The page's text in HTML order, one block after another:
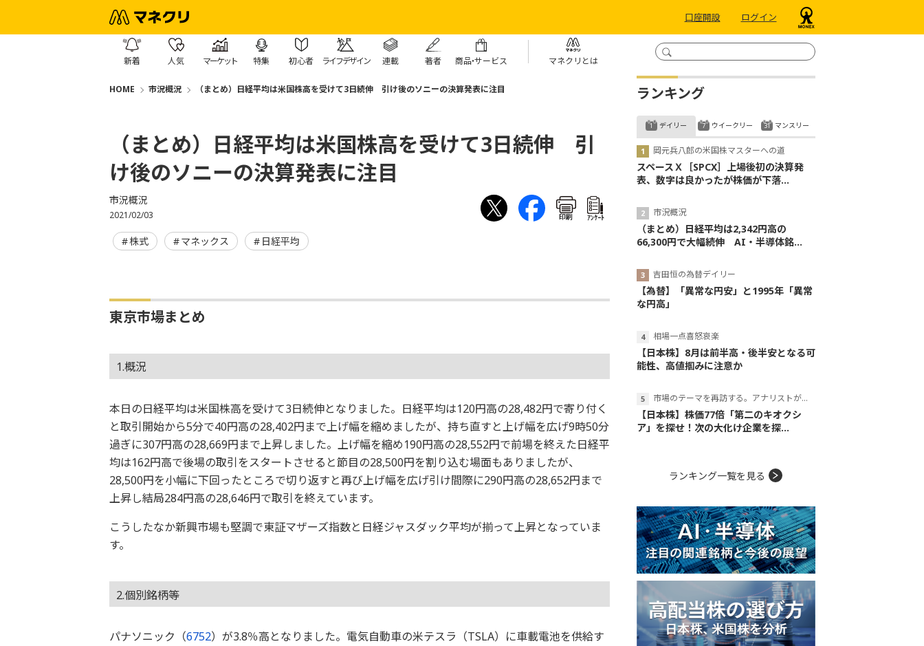
口座開設 ログイン
新着 人気 マーケット 特集 初心者 ライフデザイン 連載 著者 商品・サービス マネクリとは
HOME 市況概況 （まとめ）日経平均は米国株高を受けて3日続伸 引け後のソニーの決算発表に注目
（まとめ）日経平均は米国株高を受けて3日続伸 引
け後のソニーの決算発表に注目
市況概況
2021/02/03 印刷 ｱﾝｹｰﾄ
株式 マネックス 日経平均
東京市場まとめ
1.概況
本日の日経平均は米国株高を受けて3日続伸となりました。日経平均は120円高の28,482円で寄り付く
と取引開始から5分で40円高の28,402円まで上げ幅を縮めましたが、持ち直すと上げ幅を広げ9時50分
過ぎに307円高の28,669円まで上昇しました。上げ幅を縮め190円高の28,552円で前場を終えた日経平
均は162円高で後場の取引をスタートさせると節目の28,500円を割り込む場面もありましたが、
28,500円を小幅に下回ったところで切り返すと再び上げ幅を広げ引け間際に290円高の28,652円まで
上昇し結局284円高の28,646円で取引を終えています。
こうしたなか新興市場も堅調で東証マザーズ指数と日経ジャスダック平均が揃って上昇となっていま
す。
2.個別銘柄等
パナソニック（6752）が3.8％高となりました。電気自動車の米テスラ（TSLA）に車載電池を供給す
ランキング
デイリー
岡元兵八郎の米国株マスターへの道
スペースＸ［SPCX］上場後初の決算発
表、数字は良かったが株価が下落...
市況概況
（まとめ）日経平均は2,342円高の
66,300円で大幅続伸 AI・半導体銘...
吉田恒の為替デイリー
【為替】「異常な円安」と1995年「異常
な円高」
相場一点喜怒哀楽
【日本株】8月は前半高・後半安となる可
能性、高値掴みに注意か
市場のテーマを再訪する。アナリストが読み解くテーマの本質
【日本株】株価77倍「第二のキオクシ
ア」を探せ！次の大化け企業を探...
ウイークリー マンスリー
ランキング一覧を見る